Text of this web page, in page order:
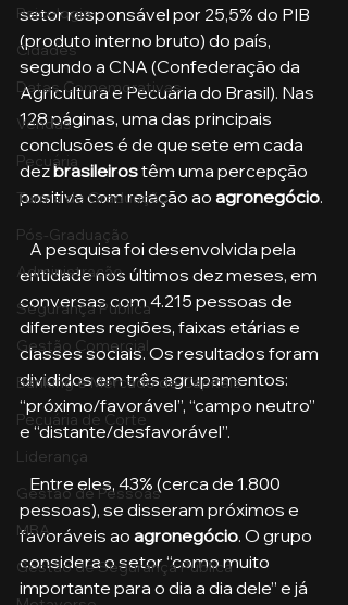
Psicologia
Cidades
Datas Comemorativas
Vendas
Pecuária
Turma de Graduação
Pós-Graduação
Administração
Segurança Publica
Gestão Comercial
Banking e Mercado de Capitais
Pecuária de Corte
Liderança
Gestão de Pessoas
MBA
Gestão de Segurança Publica
setor responsável por 25,5% do PIB
(produto interno bruto) do país,
segundo a CNA (Confederação da
Agricultura e Pecuária do Brasil). Nas
128 páginas, uma das principais
conclusões é de que sete em cada
dez brasileiros têm uma percepção
positiva com relação ao agronegócio.
entidade nos últimos dez meses, em
conversas com 4.215 pessoas de
diferentes regiões, faixas etárias e
classes sociais. Os resultados foram
divididos em três agrupamentos:
“próximo/favorável”, “campo neutro”
e “distante/desfavorável”.
   Entre eles, 43% (cerca de 1.800
pessoas), se disseram próximos e
favoráveis ao agronegócio. O grupo
considera o setor “como muito
importante para o dia a dia dele” e já